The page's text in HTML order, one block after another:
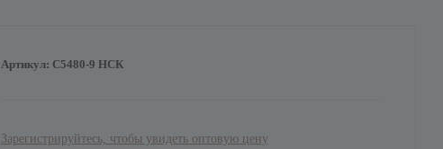
Артикул: С5480-9 НСК
Зарегистрируйтесь, чтобы увидеть оптовую цену